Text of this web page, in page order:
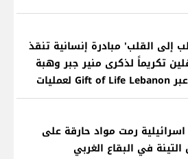
إلى القلب' مبادرة إنسانية تنقذ
تكريماً لذكرى منير جبر وهبة
روتارية عبر Gift of Life Lebanon لعمليات
في مستشفى حمود الجامعي
رمت مواد حارقة على
في البقاع الغربي